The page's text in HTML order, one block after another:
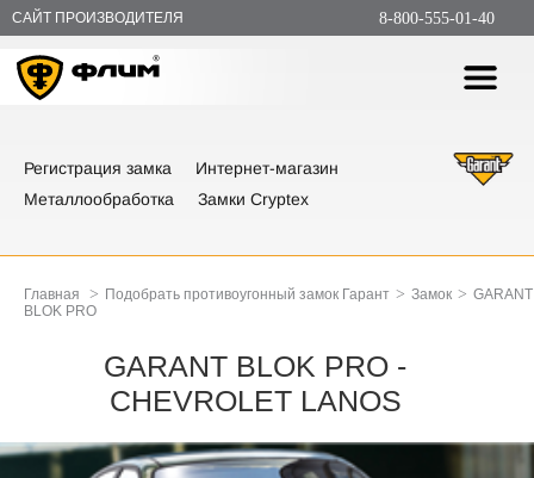
САЙТ ПРОИЗВОДИТЕЛЯ 8-800-555-01-40
Регистрация замка
Интернет-магазин
Металлообработка
Замки Cryptex
Главная > Подобрать противоугонный замок Гарант > Замок > GARANT
BLOK PRO
GARANT BLOK PRO -
CHEVROLET LANOS